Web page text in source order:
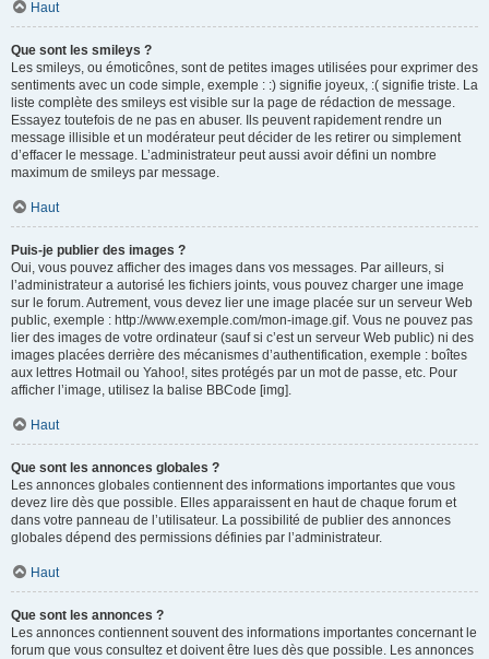
Haut
Que sont les smileys ?
Les smileys, ou émoticônes, sont de petites images utilisées pour exprimer des
sentiments avec un code simple, exemple : :) signifie joyeux, :( signifie triste. La
liste complète des smileys est visible sur la page de rédaction de message.
Essayez toutefois de ne pas en abuser. Ils peuvent rapidement rendre un
message illisible et un modérateur peut décider de les retirer ou simplement
d’effacer le message. L’administrateur peut aussi avoir défini un nombre
maximum de smileys par message.
Haut
Puis-je publier des images ?
Oui, vous pouvez afficher des images dans vos messages. Par ailleurs, si
l’administrateur a autorisé les fichiers joints, vous pouvez charger une image
sur le forum. Autrement, vous devez lier une image placée sur un serveur Web
public, exemple : http://www.exemple.com/mon-image.gif. Vous ne pouvez pas
lier des images de votre ordinateur (sauf si c’est un serveur Web public) ni des
images placées derrière des mécanismes d’authentification, exemple : boîtes
aux lettres Hotmail ou Yahoo!, sites protégés par un mot de passe, etc. Pour
afficher l’image, utilisez la balise BBCode [img].
Haut
Que sont les annonces globales ?
Les annonces globales contiennent des informations importantes que vous
devez lire dès que possible. Elles apparaissent en haut de chaque forum et
dans votre panneau de l’utilisateur. La possibilité de publier des annonces
globales dépend des permissions définies par l’administrateur.
Haut
Que sont les annonces ?
Les annonces contiennent souvent des informations importantes concernant le
forum que vous consultez et doivent être lues dès que possible. Les annonces